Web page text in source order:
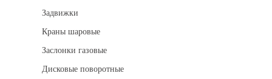
Задвижки
Краны шаровые
Заслонки газовые
Дисковые поворотные